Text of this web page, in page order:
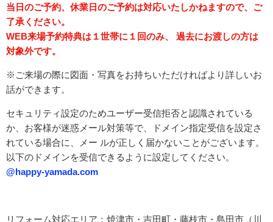
当日のご予約、休業日のご予約は対応いたしかねますので、ご
了承ください。
WEB来場予約特典は１世帯に１回のみ、 過去にお渡しの方は
対象外です。
※ご来場の際に図面・写真をお持ちいただければより詳しいお
話ができます。
セキュリティ設定のためユーザー受信拒否と認識されている
か、お客様が迷惑メール対策等で、ドメイン指定受信を設定さ
れている場合に、メー ルが正しく届かないことがございます。
以下のドメインを受信できるように設定してください。
@happy-yamada.com
リフォーム対応エリア：焼津市・吉田町・藤枝市・島田市（川